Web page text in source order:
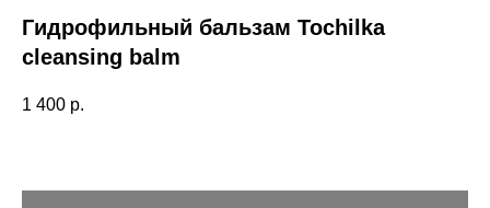
Гидрофильный бальзам Tochilka
cleansing balm
1 400 р.